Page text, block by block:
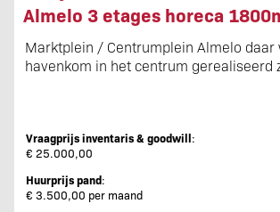
Almelo 3 etages horeca
Marktplein / Centrumplein Almelo daar
havenkom in het centrum gerealiseerd
Vraagprijs inventaris & goodwill:
€ 25.000,00
Huurprijs pand:
€ 3.500,00 per maand